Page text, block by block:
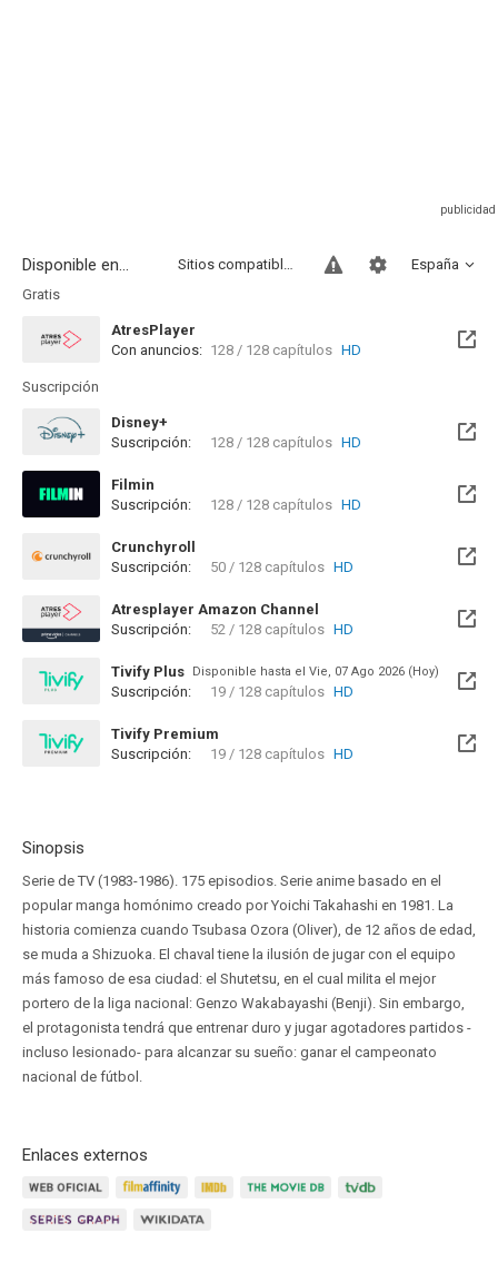
Disponible en... España
Sitios compatibles
Gratis
AtresPlayer
Con anuncios: 128 / 128 capítulos HD
Suscripción
Disney+
Suscripción:
128 / 128 capítulos HD
Filmin
Disponible hasta el Dom, 27 Feb 2028 (Queda 1 año)
Suscripción: 128 / 128 capítulos HD
Crunchyroll
Suscripción:
50 / 128 capítulos HD
Atresplayer Amazon Channel
Suscripción:
52 / 128 capítulos HD
Tivify Plus Disponible hasta el Vie, 07 Ago 2026 (Hoy)
Suscripción: 19 / 128 capítulos HD
Tivify Premium
Disponible hasta el Vie, 07 Ago 2026 (Hoy)
Suscripción: 19 / 128 capítulos HD
Sinopsis
Serie de TV (1983-1986). 175 episodios. Serie anime basado en el
popular manga homónimo creado por Yoichi Takahashi en 1981. La
historia comienza cuando Tsubasa Ozora (Oliver), de 12 años de edad,
se muda a Shizuoka. El chaval tiene la ilusión de jugar con el equipo
más famoso de esa ciudad: el Shutetsu, en el cual milita el mejor
portero de la liga nacional: Genzo Wakabayashi (Benji). Sin embargo,
el protagonista tendrá que entrenar duro y jugar agotadores partidos -
incluso lesionado- para alcanzar su sueño: ganar el campeonato
nacional de fútbol.
Enlaces externos